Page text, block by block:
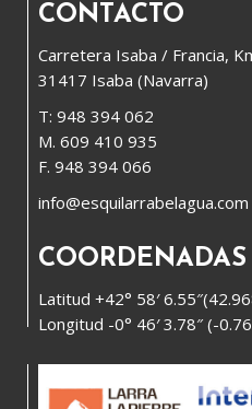
CONTACTO
Carretera Isaba / Francia,
31417 Isaba (Navarra)
T: 948 394 062
M. 609 410 935
F. 948 394 066
info@esquilarrabelagua.com
COORDENADAS
Latitud +42° 58′
Longitud -0° 46′ 3.78″ (-